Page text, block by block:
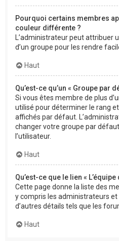
Pourquoi certains membres
couleur différente ?
L’administrateur peut attribuer
d’un groupe pour les rendre
Haut
Qu’est-ce qu’un « Groupe par
Si vous êtes membre de plus
utilisé pour déterminer le rang
affichés par défaut.
changer votre groupe par
l’utilisateur.
Haut
Qu’est-ce que le lien «
Cette page donne la liste des
y compris les administrateurs
d’autres détails tels que les
Haut